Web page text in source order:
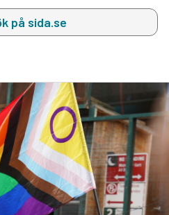
sökförslag kommer att visas